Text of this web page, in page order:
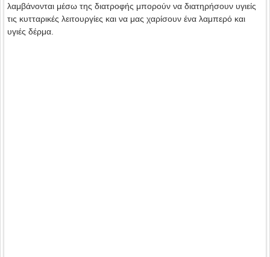
λαμβάνονται μέσω της διατροφής μπορούν να διατηρήσουν υγιείς
τις κυτταρικές λειτουργίες και να μας χαρίσουν ένα λαμπερό και
υγιές δέρμα.